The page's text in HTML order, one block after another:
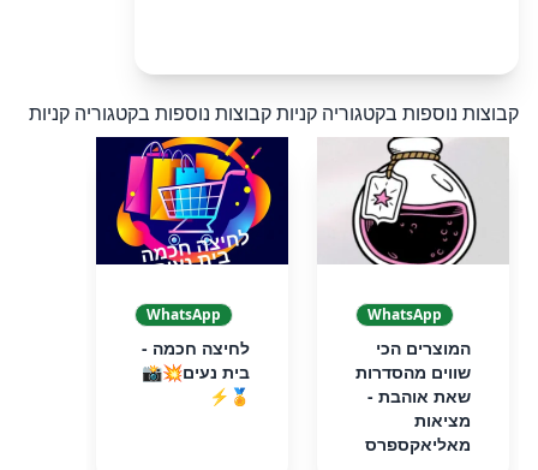
קבוצות נוספות בקטגוריה קניותקבוצות נוספות בקטגוריה קניות
WhatsApp
המוצרים הכי
שווים מהסדרות
שאת אוהבת -
מציאות
מאליאקספרס
WhatsApp
לחיצה חכמה -
בית נעים💥📸
🏅⚡️